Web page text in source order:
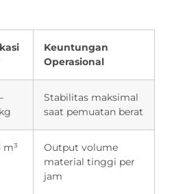
Keuntungan
Operasional
Stabilitas maksimal
saat pemuatan berat
m³
Output volume
material tinggi per
jam